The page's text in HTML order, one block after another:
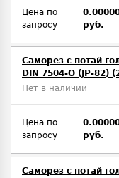
Цена по
запросу
руб.
Саморез с потай
DIN 7504-O (JP-82)
Нет в наличии
Цена по
запросу
руб.
Саморез с потай